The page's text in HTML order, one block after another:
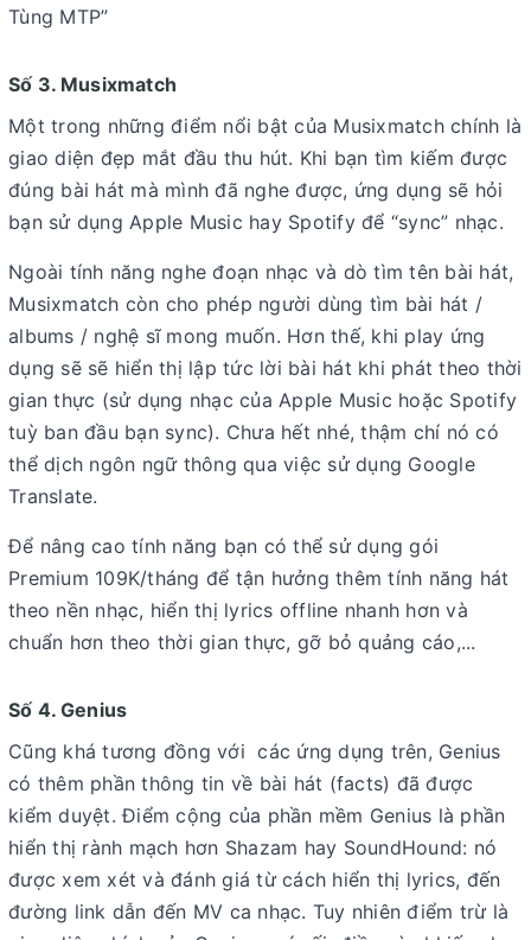
Tùng MTP”
Số 3. Musixmatch
Một trong những điểm nổi bật của Musixmatch chính là
giao diện đẹp mắt đầu thu hút. Khi bạn tìm kiếm được
đúng bài hát mà mình đã nghe được, ứng dụng sẽ hỏi
bạn sử dụng Apple Music hay Spotify để “sync” nhạc.
Ngoài tính năng nghe đoạn nhạc và dò tìm tên bài hát,
Musixmatch còn cho phép người dùng tìm bài hát /
albums / nghệ sĩ mong muốn. Hơn thế, khi play ứng
dụng sẽ sẽ hiển thị lập tức lời bài hát khi phát theo thời
gian thực (sử dụng nhạc của Apple Music hoặc Spotify
tuỳ ban đầu bạn sync). Chưa hết nhé, thậm chí nó có
thể dịch ngôn ngữ thông qua việc sử dụng Google
Translate.
Để nâng cao tính năng bạn có thể sử dụng gói
Premium 109K/tháng để tận hưởng thêm tính năng hát
theo nền nhạc, hiển thị lyrics offline nhanh hơn và
chuẩn hơn theo thời gian thực, gỡ bỏ quảng cáo,...
Số 4. Genius
Cũng khá tương đồng với các ứng dụng trên, Genius
có thêm phần thông tin về bài hát (facts) đã được
kiểm duyệt. Điểm cộng của phần mềm Genius là phần
hiển thị rành mạch hơn Shazam hay SoundHound: nó
được xem xét và đánh giá từ cách hiển thị lyrics, đến
đường link dẫn đến MV ca nhạc. Tuy nhiên điểm trừ là